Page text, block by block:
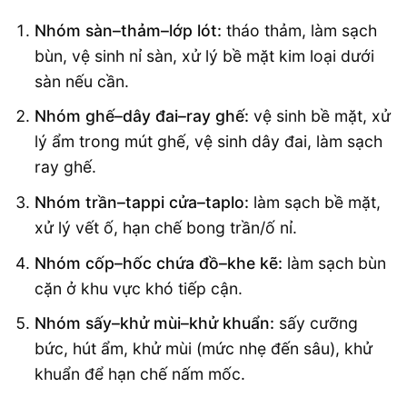
Nhóm sàn–thảm–lớp lót: tháo thảm, làm sạch
bùn, vệ sinh nỉ sàn, xử lý bề mặt kim loại dưới
sàn nếu cần.
Nhóm ghế–dây đai–ray ghế: vệ sinh bề mặt, xử
lý ẩm trong mút ghế, vệ sinh dây đai, làm sạch
ray ghế.
Nhóm trần–tappi cửa–taplo: làm sạch bề mặt,
xử lý vết ố, hạn chế bong trần/ố nỉ.
Nhóm cốp–hốc chứa đồ–khe kẽ: làm sạch bùn
cặn ở khu vực khó tiếp cận.
Nhóm sấy–khử mùi–khử khuẩn: sấy cưỡng
bức, hút ẩm, khử mùi (mức nhẹ đến sâu), khử
khuẩn để hạn chế nấm mốc.